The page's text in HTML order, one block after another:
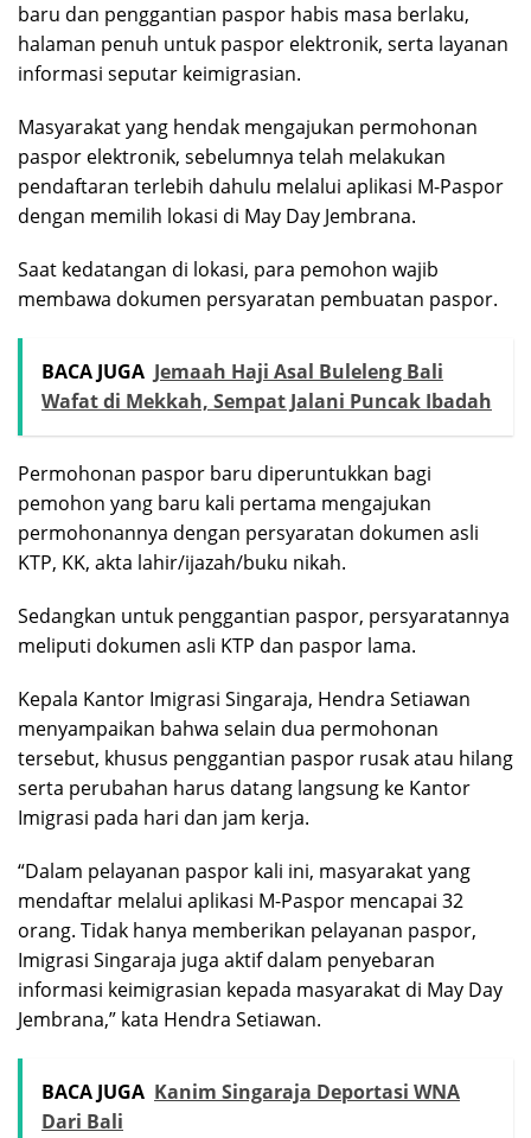
baru dan penggantian paspor habis masa berlaku,
halaman penuh untuk paspor elektronik, serta layanan
informasi seputar keimigrasian.
Masyarakat yang hendak mengajukan permohonan
paspor elektronik, sebelumnya telah melakukan
pendaftaran terlebih dahulu melalui aplikasi M-Paspor
dengan memilih lokasi di May Day Jembrana.
Saat kedatangan di lokasi, para pemohon wajib
membawa dokumen persyaratan pembuatan paspor.
BACA JUGA Jemaah Haji Asal Buleleng Bali
Wafat di Mekkah, Sempat Jalani Puncak Ibadah
Permohonan paspor baru diperuntukkan bagi
pemohon yang baru kali pertama mengajukan
permohonannya dengan persyaratan dokumen asli
KTP, KK, akta lahir/ijazah/buku nikah.
Sedangkan untuk penggantian paspor, persyaratannya
meliputi dokumen asli KTP dan paspor lama.
Kepala Kantor Imigrasi Singaraja, Hendra Setiawan
menyampaikan bahwa selain dua permohonan
tersebut, khusus penggantian paspor rusak atau hilang
serta perubahan harus datang langsung ke Kantor
Imigrasi pada hari dan jam kerja.
“Dalam pelayanan paspor kali ini, masyarakat yang
mendaftar melalui aplikasi M-Paspor mencapai 32
orang. Tidak hanya memberikan pelayanan paspor,
Imigrasi Singaraja juga aktif dalam penyebaran
informasi keimigrasian kepada masyarakat di May Day
Jembrana,” kata Hendra Setiawan.
BACA JUGA Kanim Singaraja Deportasi WNA
Dari Bali